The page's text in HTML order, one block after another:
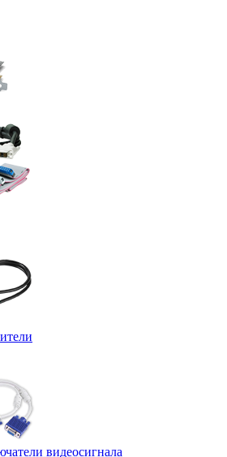
видеосигнала